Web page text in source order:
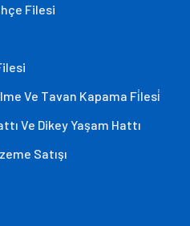
Filesi
Ve Tavan Kapama Fi̇lesi̇
Ve Dikey Yaşam Hattı
Satışı